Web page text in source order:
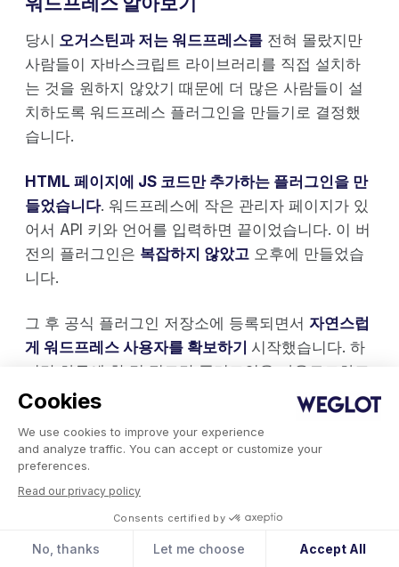
Cookies
We use cookies to improve your experience
and analyze traffic. You can accept or customize your
preferences.
Read our privacy policy
Consents certified by
No, thanks Let me choose Accept All
당시 오거스틴과 저는 워드프레스를 전혀 몰랐지만
사람들이 자바스크립트 라이브러리를 직접 설치하
는 것을 원하지 않았기 때문에 더 많은 사람들이 설
치하도록 워드프레스 플러그인을 만들기로 결정했
습니다.
HTML 페이지에 JS 코드만 추가하는 플러그인을 만
들었습니다. 워드프레스에 작은 관리자 페이지가 있
어서 API 키와 언어를 입력하면 끝이었습니다. 이 버
전의 플러그인은 복잡하지 않았고 오후에 만들었습
니다.
그 후 공식 플러그인 저장소에 등록되면서 자연스럽
게 워드프레스 사용자를 확보하기 시작했습니다. 하
지만 하루에 한 명 정도만 플러그인을 다운로드하고
유지하지 않는 경우가 많았습니다. 그래서 테스터/사
용자는 여전히 수작업으로 이메일을 보내야 했습니
다.
누군가 플러그인을 설치할 때마다 저희는 그 사람의
모든 움직임을 추적했습니다. 그들은 그것을 사용하
(물론 자동화된 것은 없었고 수동으로) +1일, +3일